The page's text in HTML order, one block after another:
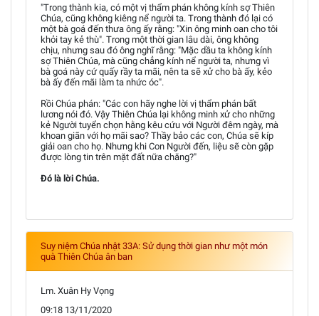
"Trong thành kia, có một vị thẩm phán không kính sợ Thiên
Chúa, cũng không kiêng nể người ta. Trong thành đó lại có
một bà goá đến thưa ông ấy rằng: "Xin ông minh oan cho tôi
khỏi tay kẻ thù". Trong một thời gian lâu dài, ông không
chịu, nhưng sau đó ông nghĩ rằng: "Mặc dầu ta không kính
sợ Thiên Chúa, mà cũng chẳng kính nể người ta, nhưng vì
bà goá này cứ quấy rầy ta mãi, nên ta sẽ xử cho bà ấy, kẻo
bà ấy đến mãi làm ta nhức óc".
Rồi Chúa phán: "Các con hãy nghe lời vị thẩm phán bất
lương nói đó. Vậy Thiên Chúa lại không minh xử cho những
kẻ Người tuyển chọn hằng kêu cứu với Người đêm ngày, mà
khoan giãn với họ mãi sao? Thầy bảo các con, Chúa sẽ kíp
giải oan cho họ. Nhưng khi Con Người đến, liệu sẽ còn gặp
được lòng tin trên mặt đất nữa chăng?"
Ðó là lời Chúa.
Suy niệm Chúa nhật 33A: Sử dụng thời gian như một món
quà Thiên Chúa ân ban
Lm. Xuân Hy Vọng
09:18 13/11/2020